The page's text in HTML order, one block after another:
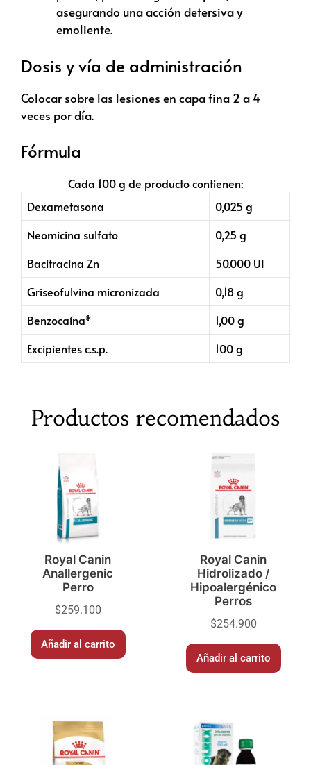
asegurando una acción detersiva y
emoliente.
Dosis y vía de administración
Colocar sobre las lesiones en capa fina 2 a 4
veces por día.
Fórmula
Cada 100 g de producto contienen:
Dexametasona
0,025 g
Neomicina sulfato
0,25 g
Bacitracina Zn
50.000 UI
Griseofulvina micronizada
0,18 g
Benzocaína*
1,00 g
Excipientes c.s.p.
100 g
Productos recomendados
Royal Canin
Anallergenic
Perro
$259.100
Añadir al carrito
Royal Canin
Hidrolizado /
Hipoalergénico
Perros
$254.900
Añadir al carrito